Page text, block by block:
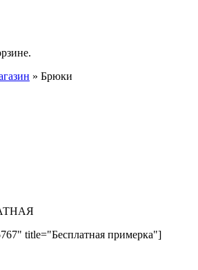
» Брюки
title="Бесплатная примерка"]